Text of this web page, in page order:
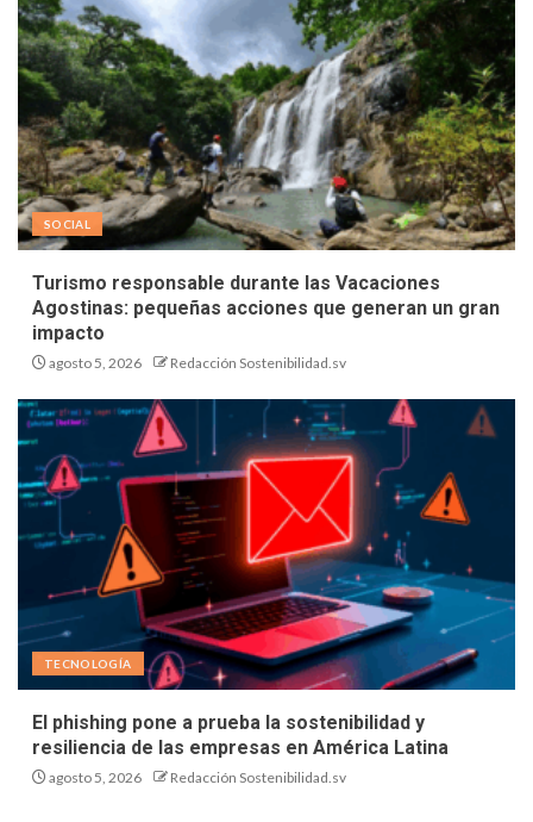
SOCIAL
Turismo responsable durante las Vacaciones
Agostinas: pequeñas acciones que generan un gran
impacto
agosto 5, 2026 Redacción Sostenibilidad.sv
TECNOLOGÍA
El phishing pone a prueba la sostenibilidad y
resiliencia de las empresas en América Latina
agosto 5, 2026 Redacción Sostenibilidad.sv